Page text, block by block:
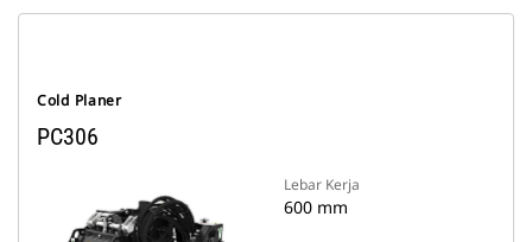
Cold Planer
PC306
Lebar Kerja
600 mm